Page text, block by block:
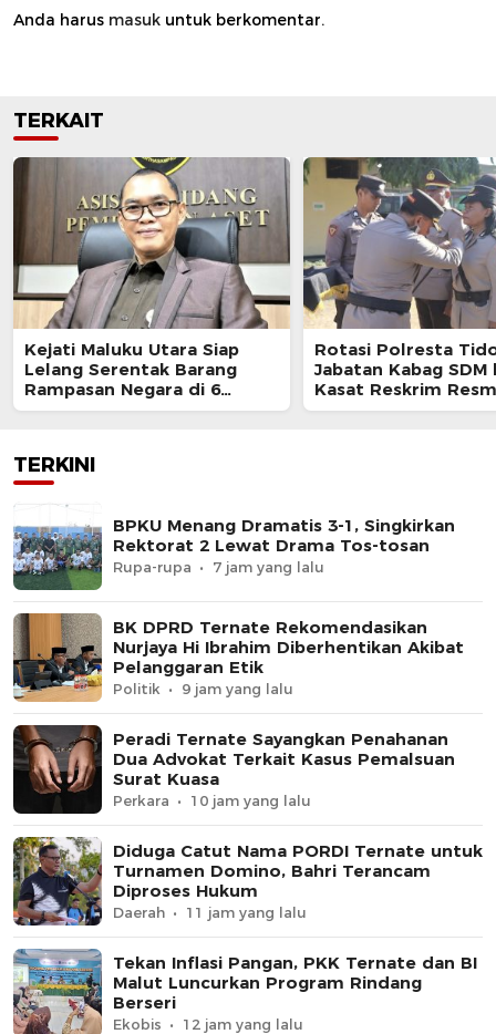
Anda harus masuk untuk berkomentar.
TERKAIT
Kejati Maluku Utara Siap
Lelang Serentak Barang
Rampasan Negara di 6
Kabupaten
Rotasi Polresta
Jabatan Kabag SDM
Kasat Reskrim
Berganti
TERKINI
BPKU Menang Dramatis 3-1, Singkirkan
Rektorat 2 Lewat Drama Tos-tosan
Rupa-rupa 7 jam yang lalu
BK DPRD Ternate Rekomendasikan
Nurjaya Hi Ibrahim Diberhentikan Akibat
Pelanggaran Etik
Politik 9 jam yang lalu
Peradi Ternate Sayangkan Penahanan
Dua Advokat Terkait Kasus Pemalsuan
Surat Kuasa
Perkara 10 jam yang lalu
Diduga Catut Nama PORDI Ternate untuk
Turnamen Domino, Bahri Terancam
Diproses Hukum
Daerah 11 jam yang lalu
Tekan Inflasi Pangan, PKK Ternate dan BI
Malut Luncurkan Program Rindang
Berseri
Ekobis 12 jam yang lalu